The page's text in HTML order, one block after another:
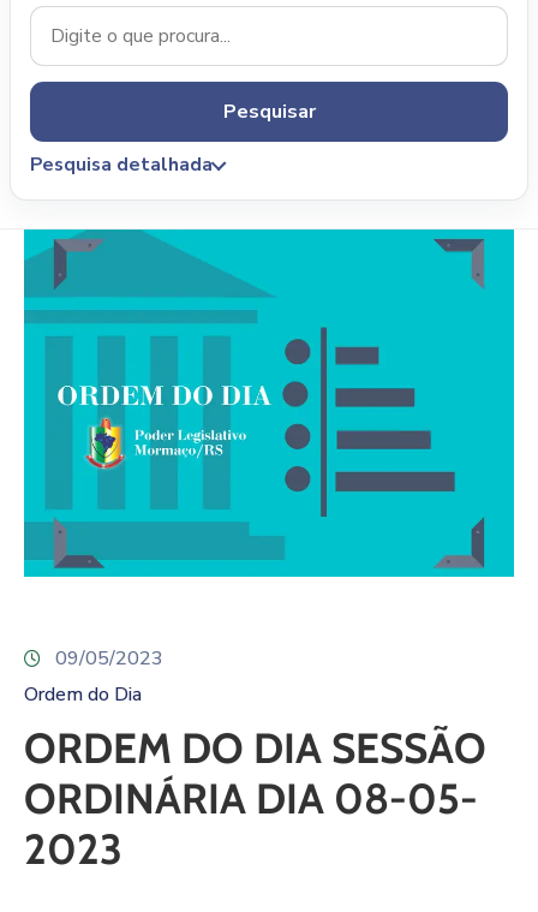
Pesquisar
Pesquisa detalhada
09/05/2023
Ordem do Dia
ORDEM DO DIA SESSÃO
ORDINÁRIA DIA 08-05-
2023